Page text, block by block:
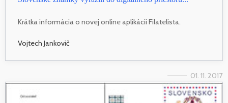
Krátka informácia o novej online aplikácii Filatelista.
Vojtech Jankovič
01. 11. 2017